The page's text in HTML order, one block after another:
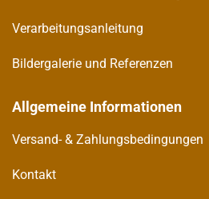
Verarbeitungsanleitung
Bildergalerie und Referenzen
Allgemeine Informationen
Versand- & Zahlungsbedingungen
Kontakt